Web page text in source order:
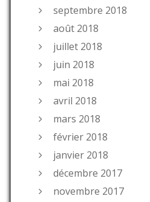
septembre 2018
août 2018
juillet 2018
juin 2018
mai 2018
avril 2018
mars 2018
février 2018
janvier 2018
décembre 2017
novembre 2017